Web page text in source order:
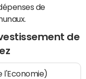
de
de
l'Economie)